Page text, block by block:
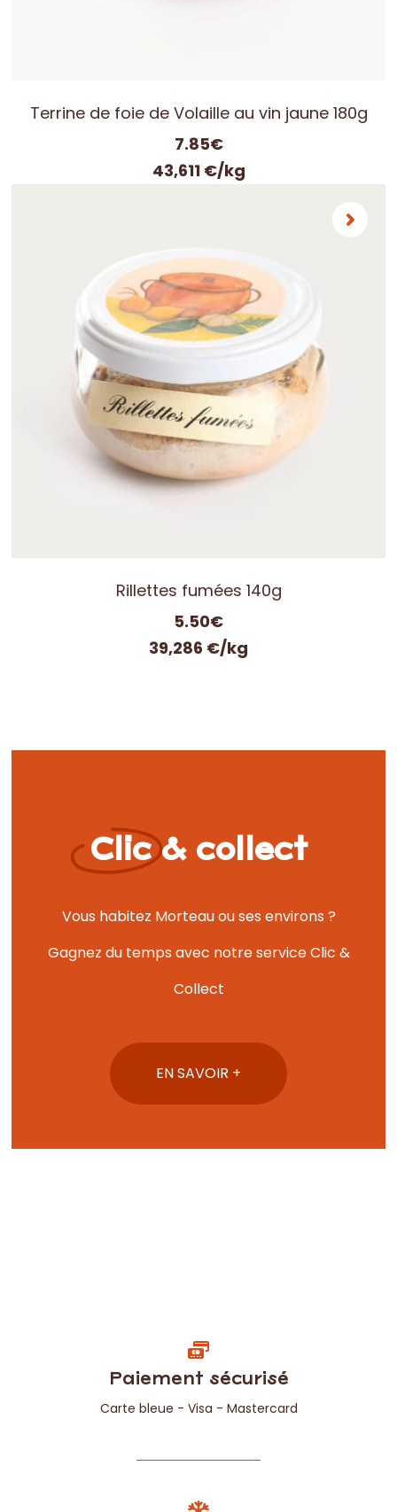
Terrine de foie de Volaille au vin jaune 180g
7.85€
43,611 €/kg
Rillettes fumées 140g
5.50€
39,286 €/kg
Clic & collect
Vous habitez Morteau ou ses environs ?
Gagnez du temps avec notre service Clic &
Collect
EN SAVOIR +
Paiement sécurisé
Carte bleue - Visa - Mastercard